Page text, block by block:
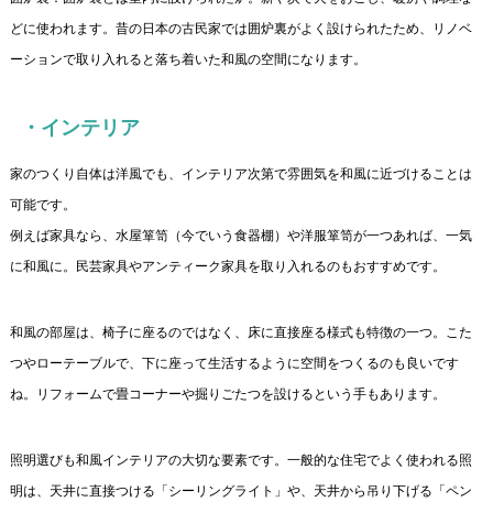
どに使われます。昔の日本の古民家では囲炉裏がよく設けられたため、リノベ
ーションで取り入れると落ち着いた和風の空間になります。
・インテリア
家のつくり自体は洋風でも、インテリア次第で雰囲気を和風に近づけることは
可能です。
例えば家具なら、水屋箪笥（今でいう食器棚）や洋服箪笥が一つあれば、一気
に和風に。民芸家具やアンティーク家具を取り入れるのもおすすめです。
和風の部屋は、椅子に座るのではなく、床に直接座る様式も特徴の一つ。こた
つやローテーブルで、下に座って生活するように空間をつくるのも良いです
ね。リフォームで畳コーナーや掘りごたつを設けるという手もあります。
照明選びも和風インテリアの大切な要素です。一般的な住宅でよく使われる照
明は、天井に直接つける「シーリングライト」や、天井から吊り下げる「ペン